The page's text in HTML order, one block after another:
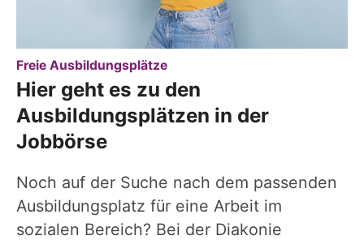
Freie Ausbildungsplätze:
Hier geht es zu den
Ausbildungsplätzen in der
Jobbörse
Noch auf der Suche nach dem passenden
Ausbildungsplatz für eine Arbeit im
sozialen Bereich? Bei der Diakonie